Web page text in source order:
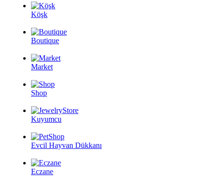
Köşk
Boutique
Market
Shop
Kuyumcu
Evcil Hayvan Dükkanı
Eczane